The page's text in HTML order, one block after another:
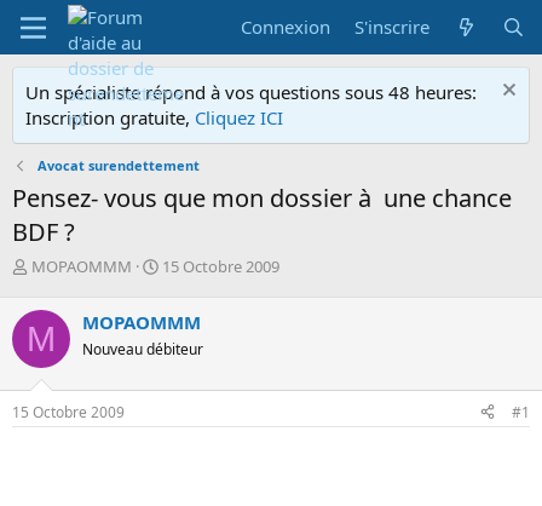
Connexion S'inscrire
Un spécialiste répond à vos questions sous 48 heures:
Inscription gratuite, Cliquez ICI
Avocat surendettement
Pensez- vous que mon dossier à une chance
BDF ?
A
t
e
u
r
d
e
MOPAOMMM
D
e
d
d
15 Octobre 2009
M MOPAOMMM
Nouveau débiteur
15 Octobre 2009 #1